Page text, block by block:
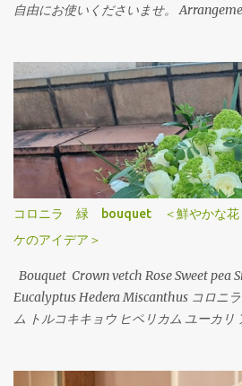
自由にお使いくださいませ。
カーネーション ガマズミ ブプレニウム
Hybrids Lithianus Anthrum Buprenium
Alchemilla オリエンタルユリ（シベリ
ューム ブプレニウム アセビ アルケミラ
pea Carnation Hypericum Green bell
ューリップ スイトピー カーネーション
ハゴロモジャスミン レザーファン
Symphoricarpos albus Grape ivy バラ（
リカルフォス グレープアイビー
Eustoma Sankirai Hagoromo Jasmine
チェ） カーネーション トルコキキョウ
ミン ゼラニューム Arrangement Rose
コロニラ 緑 bouquet ＜鮮やかな花
ケのアイデア＞
Bouquet Crown vetch Rose Sweet pea
Eucalyptus Hedera Miscanthus コロニ
ム トルコキキョウ ヒペリカム ユーカリ